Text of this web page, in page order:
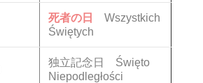
死者の日
Wszystkich
Świętych
独立記念日 Święto
Niepodległości